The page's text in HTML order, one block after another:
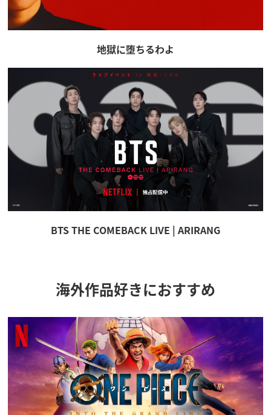
地獄に堕ちるわよ
BTS THE COMEBACK LIVE | ARIRANG
海外作品好きにおすすめ